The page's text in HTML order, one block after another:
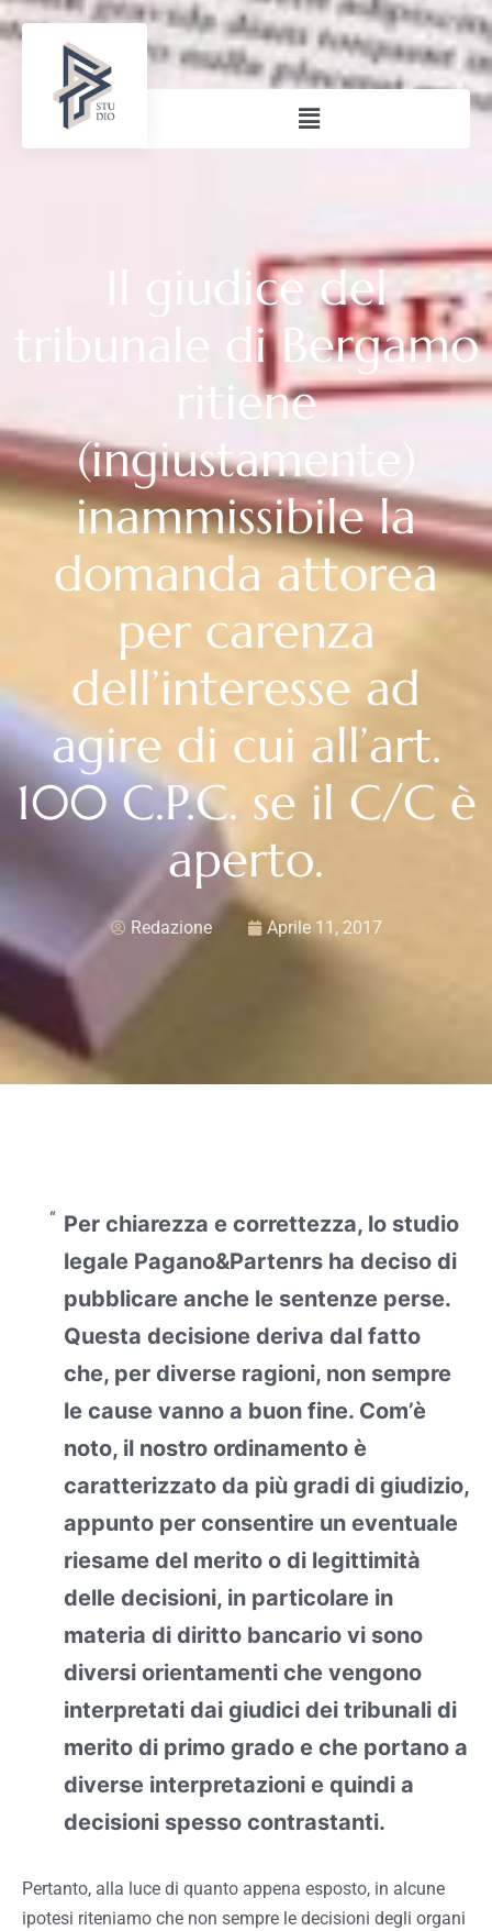
Il giudice del
tribunale di Bergamo
ritiene
(ingiustamente)
inammissibile la
domanda attorea
per carenza
dell’interesse ad
agire di cui all’art.
100 C.P.C. se il C/C è
aperto.
Redazione Aprile 11, 2017
Per chiarezza e correttezza, lo studio
legale Pagano&Partenrs ha deciso di
pubblicare anche le sentenze perse.
Questa decisione deriva dal fatto
che, per diverse ragioni, non sempre
le cause vanno a buon fine. Com’è
noto, il nostro ordinamento è
caratterizzato da più gradi di giudizio,
appunto per consentire un eventuale
riesame del merito o di legittimità
delle decisioni, in particolare in
materia di diritto bancario vi sono
diversi orientamenti che vengono
interpretati dai giudici dei tribunali di
merito di primo grado e che portano a
diverse interpretazioni e quindi a
decisioni spesso contrastanti.
Pertanto, alla luce di quanto appena esposto, in alcune
ipotesi riteniamo che non sempre le decisioni degli organi